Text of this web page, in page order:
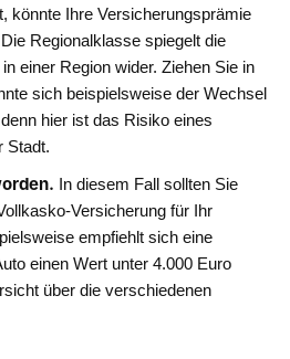
könnte Ihre Versicherungsprämie
Regionalklasse spiegelt die
einer Region wider. Ziehen Sie in
sich beispielsweise der Wechsel
hier ist das Risiko eines
Stadt.
In diesem Fall sollten Sie
Versicherung für Ihr
empfiehlt sich eine
einen Wert unter 4.000 Euro
über die verschiedenen